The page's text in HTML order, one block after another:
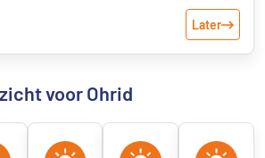
Later
voor Ohrid